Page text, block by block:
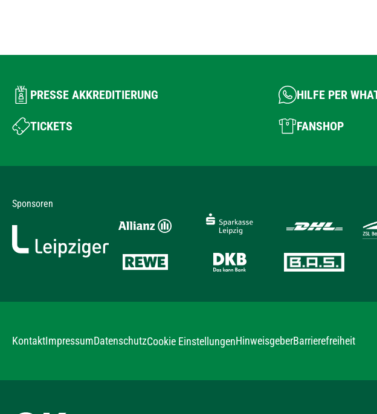
PRESSE AKKREDITIERUNG HILFE PER
TICKETS FANSHOP
Sponsoren
KontaktImpressumDatenschutzCookie EinstellungenHinweisgeberBarrierefreiheit